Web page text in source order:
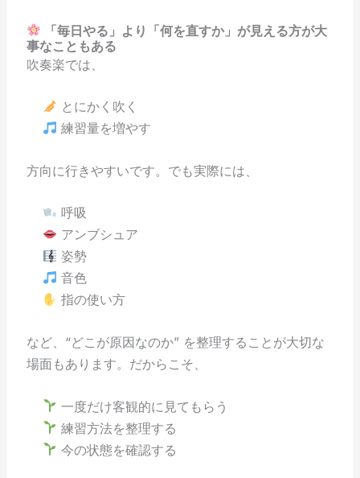
「毎日やる」より「何を直すか」が見える方が大
事なこともある
吹奏楽では、
とにかく吹く
練習量を増やす
方向に行きやすいです。でも実際には、
呼吸
アンブシュア
姿勢
音色
指の使い方
など、“どこが原因なのか” を整理することが大切な
場面もあります。だからこそ、
一度だけ客観的に見てもらう
練習方法を整理する
今の状態を確認する